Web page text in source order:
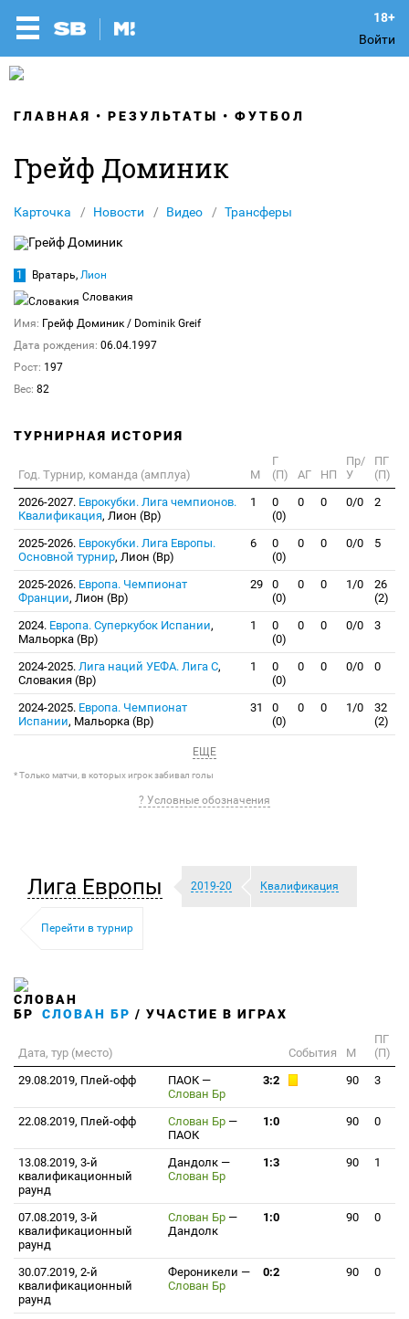
Войти
ГЛАВНАЯ РЕЗУЛЬТАТЫ ФУТБОЛ
Грейф Доминик
Карточка Новости Видео Трансферы
1 Вратарь, Лион
Словакия
Имя: Грейф Доминик / Dominik Greif
Дата рождения: 06.04.1997
Рост: 197
Вес: 82
ТУРНИРНАЯ ИСТОРИЯ
Год. Турнир, команда (амплуа) М
Г
(П)
АГ НП
Пр/
У
ПГ
(П)
2026-2027. Еврокубки. Лига чемпионов.
Квалификация, Лион (Вр)
1
0
(0)
0 0 0/0 2
2025-2026. Еврокубки. Лига Европы.
Основной турнир, Лион (Вр)
6
0
(0)
0 0 0/0 5
2025-2026. Европа. Чемпионат
Франции, Лион (Вр)
29
0
(0)
0 0 1/0
26
(2)
2024. Европа. Суперкубок Испании,
Мальорка (Вр)
1
0
(0)
0 0 0/0 3
2024-2025. Лига наций УЕФА. Лига С,
Словакия (Вр)
1
0
(0)
0 0 0/0 0
2024-2025. Европа. Чемпионат
Испании, Мальорка (Вр)
31
0
(0)
0 0 1/0
32
(2)
ЕЩЕ
* Только матчи, в которых игрок забивал голы
? Условные обозначения
Лига Европы 2019-20 Квалификация
Перейти в турнир
СЛОВАН БР / УЧАСТИЕ В ИГРАХ
Дата, тур (место) События М
ПГ
(П)
29.08.2019, Плей-офф
ПАОК —
Слован Бр
3:2 90 3
22.08.2019, Плей-офф Слован Бр —
ПАОК
1:0 90 0
13.08.2019, 3-й
квалификационный
раунд
Дандолк —
Слован Бр
1:3 90 1
07.08.2019, 3-й
квалификационный
раунд
Слован Бр —
Дандолк
1:0 90 0
30.07.2019, 2-й
квалификационный
раунд
Фероникели —
Слован Бр
0:2 90 0